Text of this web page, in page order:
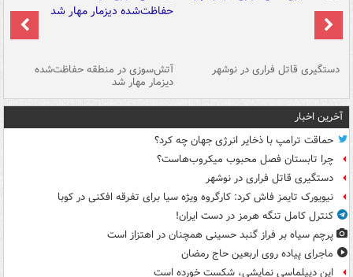
دستگیری قاتل فراری در نوشهر آتش‌سوزی در منطقه حفاظت‌شده
دیزمار مهار شد
آخرین اخبار
حماقت ترامپ با ذخایر انرژی جهان چه کرد؟
چرا تابستان فصل محبوب میکروب‌هاست؟
دستگیری قاتل فراری در نوشهر
نیویورک تایمز فاش کرد: کارگروه ویژه سیا برای تفرقه افکنی در کوبا
کنترل کامل تنگه هرمز در دست ایران!
پرچم سیاه بر فراز گنبد حسینی همچنان در اهتزاز است
ماجرای پیاده روی اربعین حاج رمضان
این دیپلماسی نمایشی، شکست خورده است